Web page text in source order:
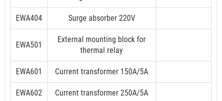
EWA404 Surge absorber 220V
EWA501
External mounting block for
thermal relay
EWA601 Current transformer 150A/5A
EWA602 Current transformer 250A/5A